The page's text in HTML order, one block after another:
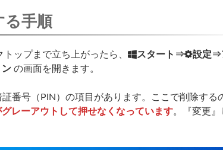
る手順
ップまで立ち上がったら、 スタート⇒
設定⇒
ン の画面を開きます。
番号（PIN）の項目があります。ここで削除する
レーアウトして押せなくなっています。『変更